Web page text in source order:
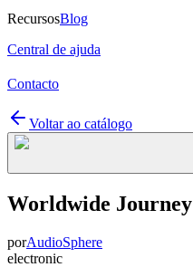
RecursosBlog
Central de ajuda
Contacto
Voltar ao catálogo
Worldwide Journey
porAudioSphere
electronic